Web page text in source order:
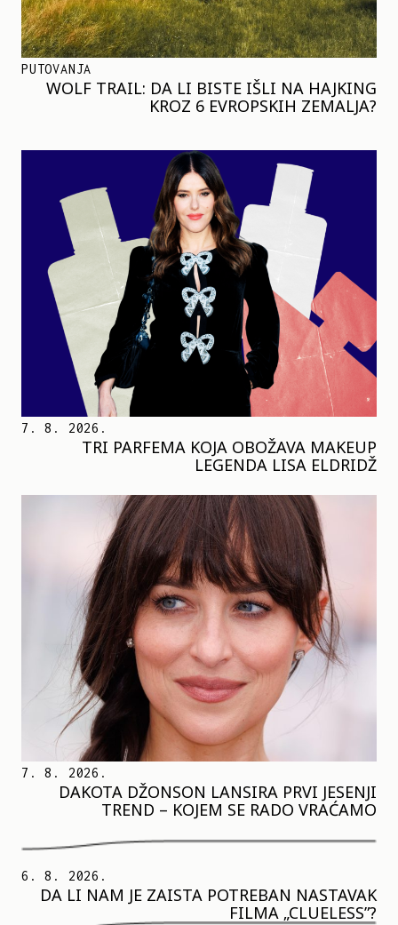
PUTOVANJA
WOLF TRAIL: DA LI BISTE IŠLI NA HAJKING
KROZ 6 EVROPSKIH ZEMALJA?
7. 8. 2026.
TRI PARFEMA KOJA OBOŽAVA MAKEUP
LEGENDA LISA ELDRIDŽ
7. 8. 2026.
DAKOTA DŽONSON LANSIRA PRVI JESENJI
TREND – KOJEM SE RADO VRAĆAMO
6. 8. 2026.
DA LI NAM JE ZAISTA POTREBAN NASTAVAK
FILMA „CLUELESS”?